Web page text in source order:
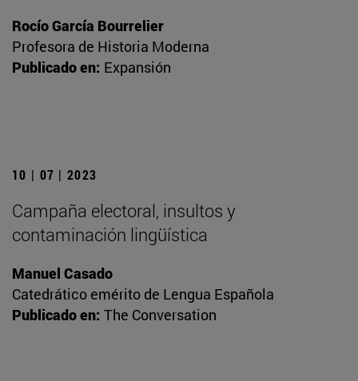
Rocío García Bourrelier
Profesora de Historia Moderna
Publicado en: Expansión
10 | 07 | 2023
Campaña electoral, insultos y
contaminación lingüística
Manuel Casado
Catedrático emérito de Lengua Española
Publicado en: The Conversation